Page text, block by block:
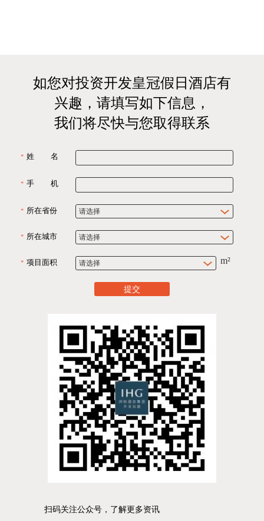
如您对投资开发皇冠假日酒店有
兴趣，请填写如下信息，
我们将尽快与您取得联系
姓 名
手 机
所在省份
所在城市
项目面积
提交
扫码关注公众号，了解更多资讯